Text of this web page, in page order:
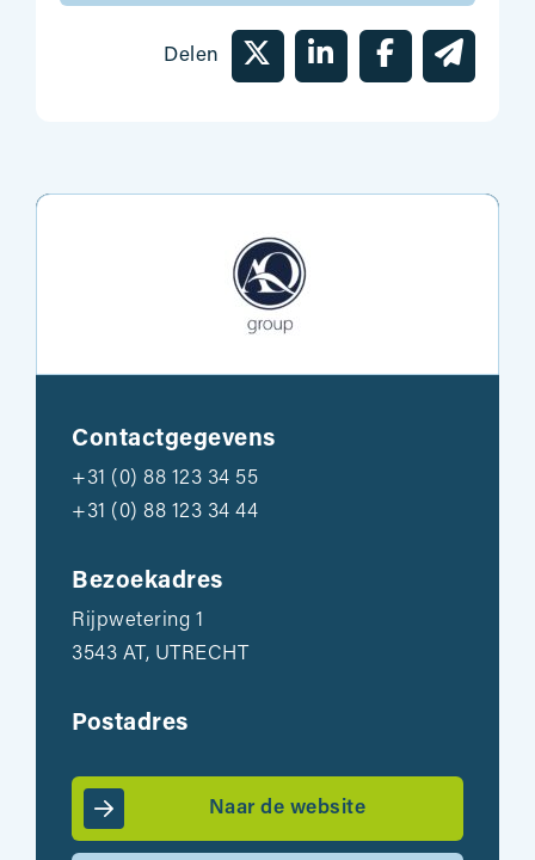
Delen
Contactgegevens
+31 (0) 88 123 34 55
+31 (0) 88 123 34 44
Bezoekadres
Rijpwetering 1
3543 AT, UTRECHT
Postadres
Naar de website